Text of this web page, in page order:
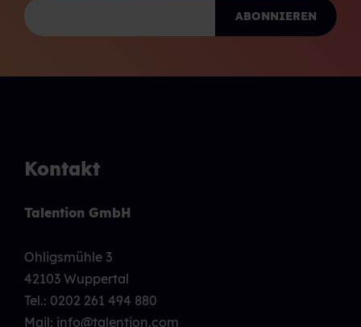
Kontakt
Talention GmbH
Ohligsmühle 3
42103 Wuppertal
Tel.: 0202 261 494 880
Mail: info@talention.com